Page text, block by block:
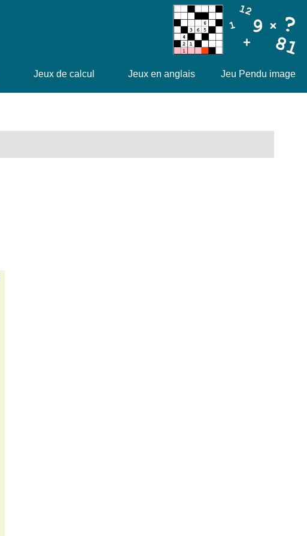
Jeux de calcul Jeux en anglais Jeu Pendu image